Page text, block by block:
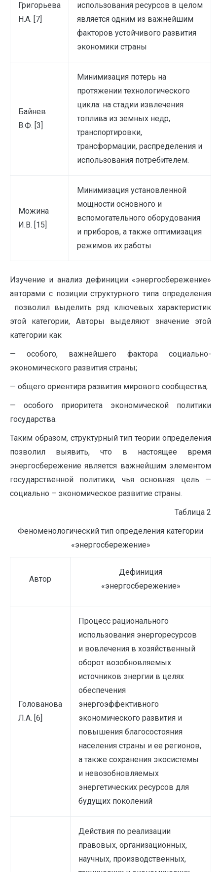
Григорьева
Н.А. [7]
использования ресурсов в целом
является одним из важнейшим
факторов устойчивого развития
экономики страны
Байнев
В.Ф. [3]
Минимизация потерь на
протяжении технологического
цикла: на стадии извлечения
топлива из земных недр,
транспортировки,
трансформации, распределения и
использования потребителем.
Можина
И.В. [15]
Минимизация установленной
мощности основного и
вспомогательного оборудования
и приборов, а также оптимизация
режимов их работы
Изучение и анализ дефиниции «энергосбережение»
авторами с позиции структурного типа определения
позволил выделить ряд ключевых характеристик
этой категории, Авторы выделяют значение этой
категории как
— особого, важнейшего фактора социально-
экономического развития страны;
— общего ориентира развития мирового сообщества;
— особого приоритета экономической политики
государства.
Таким образом, структурный тип теории определения
позволил выявить, что в настоящее время
энергосбережение является важнейшим элементом
государственной политики, чья основная цель —
социально – экономическое развитие страны.
Таблица 2
Феноменологический тип определения категории
«энергосбережение»
Автор
Дефиниция
«энергосбережение»
Голованова
Л.А. [6]
Процесс рационального
использования энергоресурсов
и вовлечения в хозяйственный
оборот возобновляемых
источников энергии в целях
обеспечения
энергоэффективного
экономического развития и
повышения благосостояния
населения страны и ее регионов,
а также сохранения экосистемы
и невозобновляемых
энергетических ресурсов для
будущих поколений
Действия по реализации
правовых, организационных,
научных, производственных,